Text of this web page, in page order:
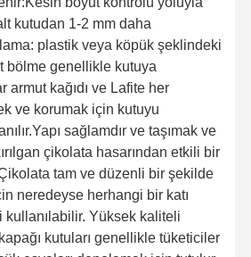
kutudan 1-2 mm daha
plastik veya köpük şeklindeki
bölme genellikle kutuya
armut kağıdı ve Lafite her
ve korumak için kutuyu
sağlamdır ve taşımak ve
çikolata hasarından etkili bir
tam ve düzenli bir şekilde
neredeyse herhangi bir katı
Yüksek kaliteli
kutuları genellikle tüketiciler